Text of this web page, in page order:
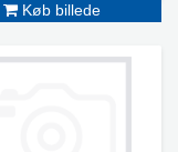
Køb billede